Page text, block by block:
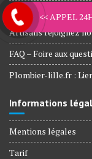
Nos engagements,
Artisans rejoignez
FAQ – Foire aux
Plombier-lille.fr :
Informations
Mentions légales
Tarif
<< APPEL